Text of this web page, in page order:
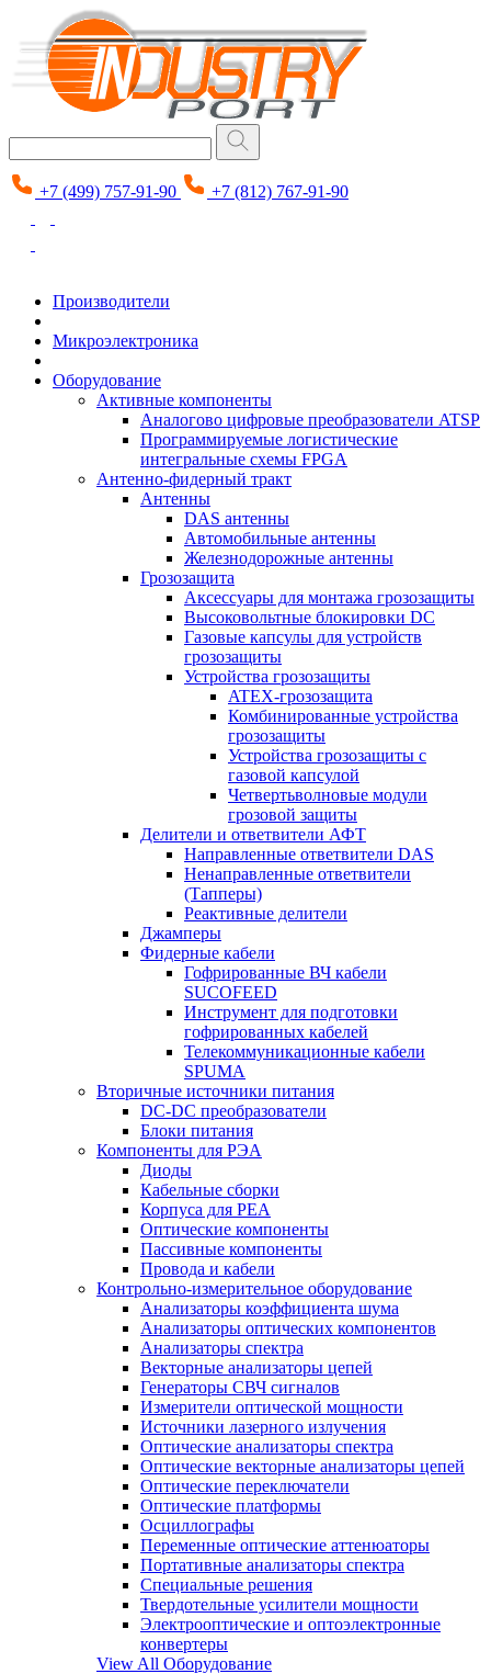
+7 (499) 757-91-90 +7 (812) 767-91-90
Производители
Микроэлектроника
Оборудование
Активные компоненты
Аналогово цифровые преобразователи ATSP
Программируемые логистические
интегральные схемы FPGA
Антенно-фидерный тракт
Антенны
DAS антенны
Автомобильные антенны
Железнодорожные антенны
Грозозащита
Аксессуары для монтажа грозозащиты
Высоковольтные блокировки DC
Газовые капсулы для устройств
грозозащиты
Устройства грозозащиты
ATEX-грозозащита
Комбинированные устройства
грозозащиты
Устройства грозозащиты с
газовой капсулой
Четвертьволновые модули
грозовой защиты
Делители и ответвители АФТ
Направленные ответвители DAS
Ненаправленные ответвители
(Тапперы)
Реактивные делители
Джамперы
Фидерные кабели
Гофрированные ВЧ кабели
SUCOFEED
Инструмент для подготовки
гофрированных кабелей
Телекоммуникационные кабели
SPUMA
Вторичные источники питания
DC-DC преобразователи
Блоки питания
Компоненты для РЭА
Диоды
Кабельные сборки
Корпуса для РЕА
Оптические компоненты
Пассивные компоненты
Провода и кабели
Контрольно-измерительное оборудование
Анализаторы коэффициента шума
Анализаторы оптических компонентов
Анализаторы спектра
Векторные анализаторы цепей
Генераторы СВЧ сигналов
Измерители оптической мощности
Источники лазерного излучения
Оптические анализаторы спектра
Оптические векторные анализаторы цепей
Оптические переключатели
Оптические платформы
Осциллографы
Переменные оптические аттенюаторы
Портативные анализаторы спектра
Специальные решения
Твердотельные усилители мощности
Электрооптические и оптоэлектронные
конвертеры
View All Оборудование